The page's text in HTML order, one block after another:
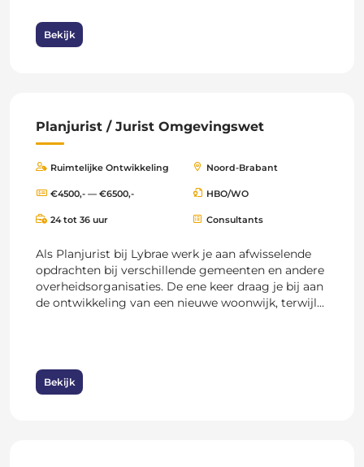
Bekijk
Planjurist / Jurist Omgevingswet
Ruimtelijke Ontwikkeling Noord-Brabant
€4500,- — €6500,- HBO/WO
24 tot 36 uur Consultants
Als Planjurist bij Lybrae werk je aan afwisselende
opdrachten bij verschillende gemeenten en andere
overheidsorganisaties. De ene keer draag je bij aan
de ontwikkeling van een nieuwe woonwijk, terwijl...
Bekijk